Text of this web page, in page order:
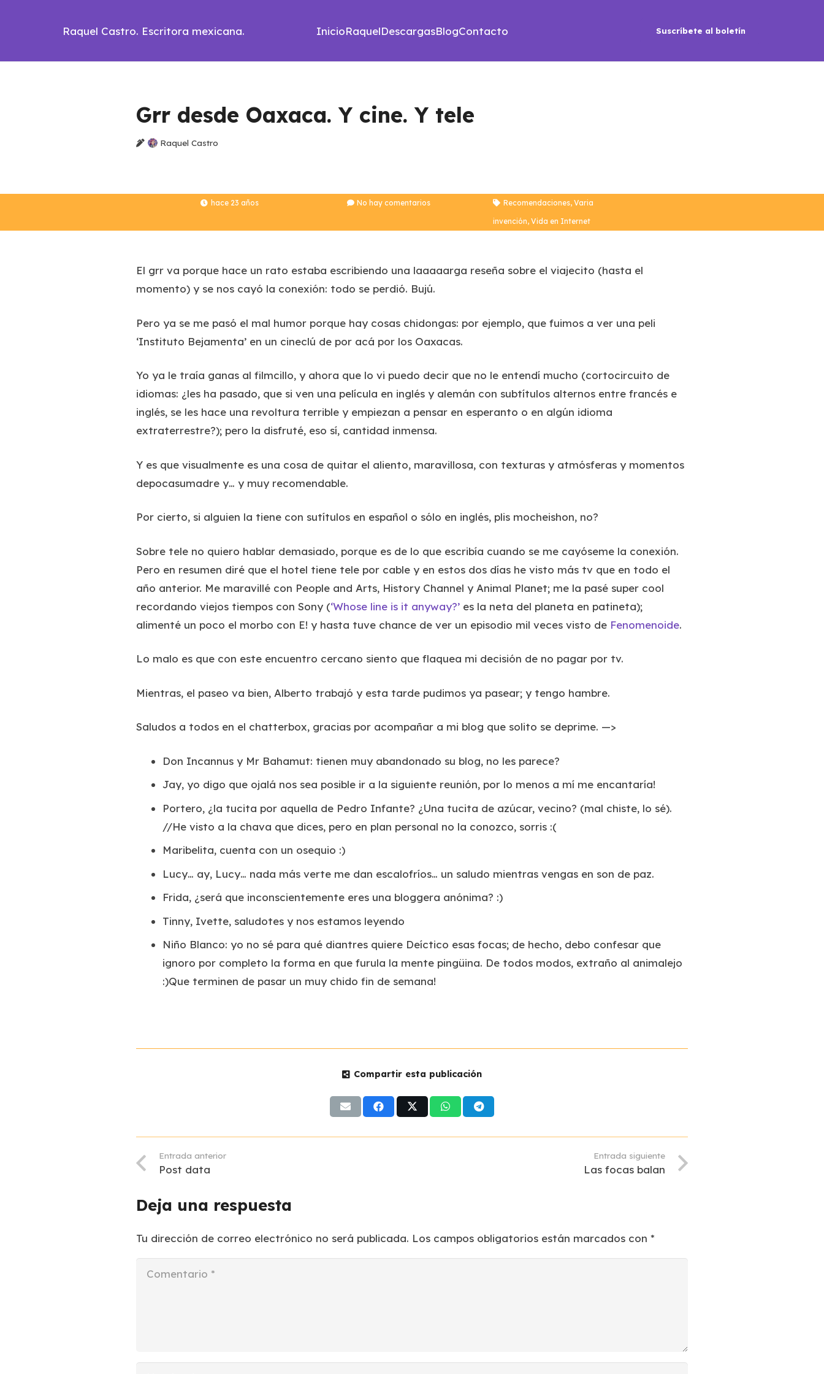
Raquel Castro. Escritora mexicana. InicioRaquelDescargasBlogContacto Suscríbete al boletín
Grr desde Oaxaca. Y cine. Y tele
Raquel Castro
hace 23 años No hay comentarios Recomendaciones, Varia
invención, Vida en Internet
El grr va porque hace un rato estaba escribiendo una laaaaarga reseña sobre el viajecito (hasta el
momento) y se nos cayó la conexión: todo se perdió. Bujú.
Pero ya se me pasó el mal humor porque hay cosas chidongas: por ejemplo, que fuimos a ver una peli
‘Instituto Bejamenta’ en un cineclú de por acá por los Oaxacas.
Yo ya le traía ganas al filmcillo, y ahora que lo vi puedo decir que no le entendí mucho (cortocircuito de
idiomas: ¿les ha pasado, que si ven una película en inglés y alemán con subtítulos alternos entre francés e
inglés, se les hace una revoltura terrible y empiezan a pensar en esperanto o en algún idioma
extraterrestre?); pero la disfruté, eso sí, cantidad inmensa.
Y es que visualmente es una cosa de quitar el aliento, maravillosa, con texturas y atmósferas y momentos
depocasumadre y… y muy recomendable.
Por cierto, si alguien la tiene con sutítulos en español o sólo en inglés, plis mocheishon, no?
Sobre tele no quiero hablar demasiado, porque es de lo que escribía cuando se me cayóseme la conexión.
Pero en resumen diré que el hotel tiene tele por cable y en estos dos días he visto más tv que en todo el
año anterior. Me maravillé con People and Arts, History Channel y Animal Planet; me la pasé super cool
recordando viejos tiempos con Sony (‘Whose line is it anyway?’ es la neta del planeta en patineta);
alimenté un poco el morbo con E! y hasta tuve chance de ver un episodio mil veces visto de Fenomenoide.
Lo malo es que con este encuentro cercano siento que flaquea mi decisión de no pagar por tv.
Mientras, el paseo va bien, Alberto trabajó y esta tarde pudimos ya pasear; y tengo hambre.
Saludos a todos en el chatterbox, gracias por acompañar a mi blog que solito se deprime. —>
Don Incannus y Mr Bahamut: tienen muy abandonado su blog, no les parece?
Jay, yo digo que ojalá nos sea posible ir a la siguiente reunión, por lo menos a mí me encantaría!
Portero, ¿la tucita por aquella de Pedro Infante? ¿Una tucita de azúcar, vecino? (mal chiste, lo sé).
//He visto a la chava que dices, pero en plan personal no la conozco, sorris :(
Maribelita, cuenta con un osequio :)
Lucy… ay, Lucy… nada más verte me dan escalofríos… un saludo mientras vengas en son de paz.
Frida, ¿será que inconscientemente eres una bloggera anónima? :)
Tinny, Ivette, saludotes y nos estamos leyendo
Niño Blanco: yo no sé para qué diantres quiere Deíctico esas focas; de hecho, debo confesar que
ignoro por completo la forma en que furula la mente pingüina. De todos modos, extraño al animalejo
:)Que terminen de pasar un muy chido fin de semana!
Compartir esta publicación
Entrada anterior
Post data
Entrada siguiente
Las focas balan
Deja una respuesta
Tu dirección de correo electrónico no será publicada. Los campos obligatorios están marcados con *